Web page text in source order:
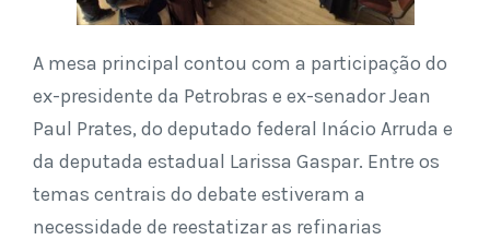
A mesa principal contou com a participação do
ex-presidente da Petrobras e ex-senador Jean
Paul Prates, do deputado federal Inácio Arruda e
da deputada estadual Larissa Gaspar. Entre os
temas centrais do debate estiveram a
necessidade de reestatizar as refinarias